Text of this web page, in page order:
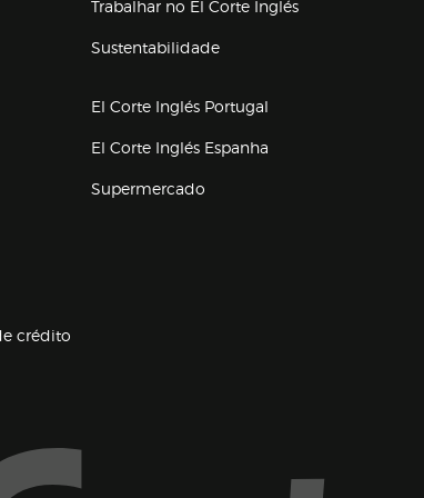
crédito
Trabalhar no El Corte Inglés
Sustentabilidade
El Corte Inglés Portugal
El Corte Inglés Espanha
Supermercado